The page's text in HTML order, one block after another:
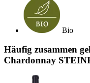
Bio
Häufig zusammen
Chardonnay